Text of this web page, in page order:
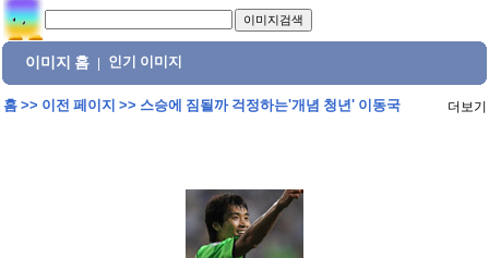
이미지 홈 인기 이미지
홈>> 이전 페이지 >> 스승에 짐될까 걱정하는'개념 청년' 이동국 더보기